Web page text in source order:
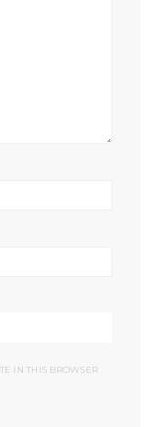
IN THIS BROWSER